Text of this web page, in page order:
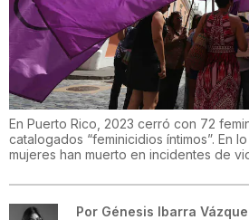
En Puerto Rico, 2023 cerró con 72
catalogados “feminicidios íntimos”. En
mujeres han muerto en incidentes de
Por Génesis Ibarra